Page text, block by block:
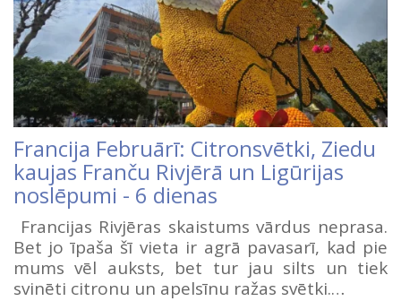
Francija Februārī: Citronsvētki, Ziedu
kaujas Franču Rivjērā un Ligūrijas
noslēpumi - 6 dienas
Francijas Rivjēras skaistums vārdus neprasa.
Bet jo īpaša šī vieta ir agrā pavasarī, kad pie
mums vēl auksts, bet tur jau silts un tiek
svinēti citronu un apelsīnu ražas svētki.…